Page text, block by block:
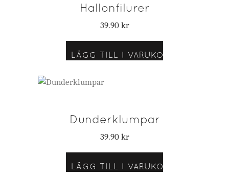
LÄGG TILL I VARUKORG
Hallonfilurer
39.90 kr
LÄGG TILL I VARUKORG
Dunderklumpar
39.90 kr